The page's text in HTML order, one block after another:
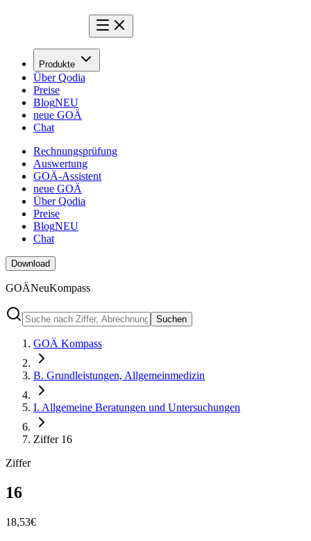
Produkte
Über Qodia
Preise
BlogNEU
neue GOÄ
Chat
Rechnungsprüfung
Auswertung
GOÄ-Assistent
neue GOÄ
Über Qodia
Preise
BlogNEU
Chat
Download
GOÄNeuKompass
Suchen
GOÄ Kompass
B. Grundleistungen, Allgemeinmedizin
I. Allgemeine Beratungen und Untersuchungen
Ziffer 16
Ziffer
16
18,53€